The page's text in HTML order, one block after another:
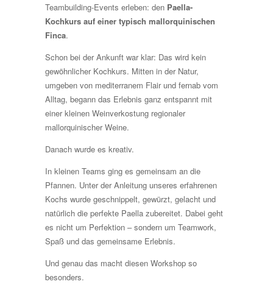
Teambuilding-Events erleben: den Paella-
Kochkurs auf einer typisch mallorquinischen
Finca.
Schon bei der Ankunft war klar: Das wird kein
gewöhnlicher Kochkurs. Mitten in der Natur,
umgeben von mediterranem Flair und fernab vom
Alltag, begann das Erlebnis ganz entspannt mit
einer kleinen Weinverkostung regionaler
mallorquinischer Weine.
Danach wurde es kreativ.
In kleinen Teams ging es gemeinsam an die
Pfannen. Unter der Anleitung unseres erfahrenen
Kochs wurde geschnippelt, gewürzt, gelacht und
natürlich die perfekte Paella zubereitet. Dabei geht
es nicht um Perfektion – sondern um Teamwork,
Spaß und das gemeinsame Erlebnis.
Und genau das macht diesen Workshop so
besonders.